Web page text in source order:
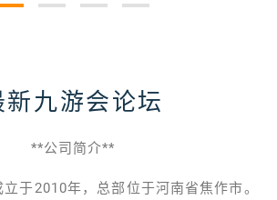
新九游会论坛
**公司简介**
立于2010年，总部位于河南省焦作市。